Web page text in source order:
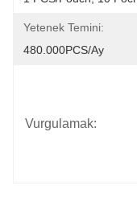
Yetenek Temini:
480.000PCS/Ay
Vurgulamak: